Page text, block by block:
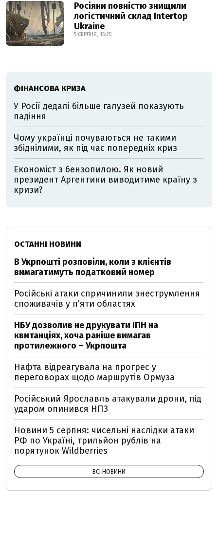
Росіяни повністю знищили
логістичний склад Intertop
Ukraine
5 СЕРПНЯ, 15:25
ФІНАНСОВА КРИЗА
У Росії дедалі більше галузей показують
падіння
Чому українці почуваються не такими
збіднілими, як під час попередніх криз
Економіст з бензопилою. Як новий
президент Аргентини виводитиме країну з
кризи?
ОСТАННІ НОВИНИ
В Укрпошті розповіли, коли з клієнтів
вимагатимуть податковий номер
Російські атаки спричинили знеструмлення
споживачів у п’яти областях
НБУ дозволив не друкувати ІПН на
квитанціях, хоча раніше вимагав
протилежного – Укрпошта
Нафта відреагувала на прогрес у
переговорах щодо маршрутів Ормуза
Російський Ярославль атакували дрони, під
ударом опинився НПЗ
Новини 5 серпня: чисельні наслідки атаки
РФ по Україні, трильйон рублів на
порятунок Wildberries
ВСІ НОВИНИ